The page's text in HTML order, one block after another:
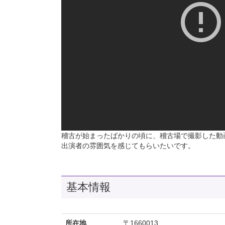
稽古が始まったばかりの頃に、稽古場で撮影した動
出演者の雰囲気を感じてもらいたいです。
基本情報
所在地 〒1660013